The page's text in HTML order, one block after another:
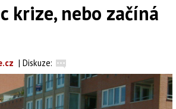
krize, nebo začíná
| Diskuze: